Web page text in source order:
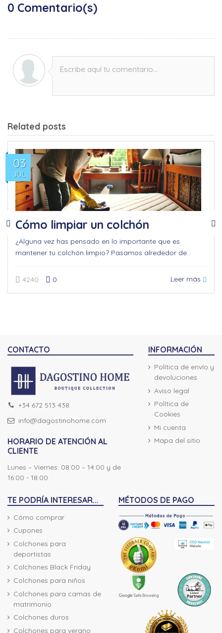
0 Comentario(s)
Escribe aquí tu comentario...
Related posts
03
JUL
Cómo limpiar un colchón
¿Alguna vez has pensado en lo importante que es
mantener tu colchón limpio? Pasamos alrededor de...
4240 0 Leer más
CONTACTO
+34 672 513 438
info@dagostinohome.com
HORARIO DE ATENCIÓN AL
CLIENTE
Lunes – Viernes: 08:00 – 14:00 y de
16:00 - 18:00
INFORMACIÓN
Política de envío y
devoluciones
Aviso legal
Política de
Cookies
Mi cuenta
Mapa del sitio
TE PODRÍA INTERESAR...
Cómo comprar
Cupones
Colchones para
deportistas
Colchones Black Friday
Colchones para niños
Colchones para camas de
matrimonio
Colchones duros
Colchones para verano
MÉTODOS DE PAGO